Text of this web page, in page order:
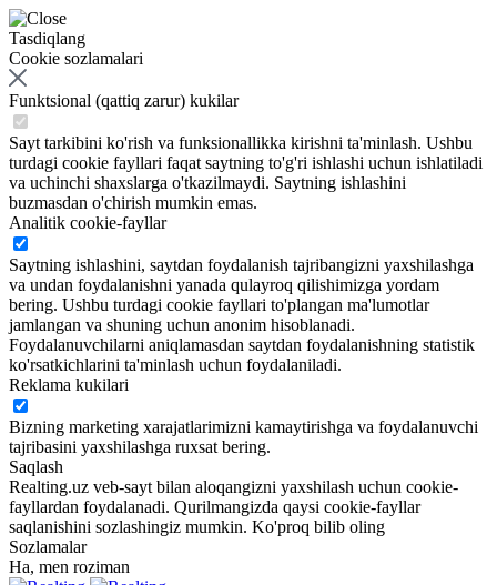
Tasdiqlang
Cookie sozlamalari
Funktsional (qattiq zarur) kukilar
Sayt tarkibini ko'rish va funksionallikka kirishni ta'minlash. Ushbu
turdagi cookie fayllari faqat saytning to'g'ri ishlashi uchun ishlatiladi
va uchinchi shaxslarga o'tkazilmaydi. Saytning ishlashini
buzmasdan o'chirish mumkin emas.
Analitik cookie-fayllar
Saytning ishlashini, saytdan foydalanish tajribangizni yaxshilashga
va undan foydalanishni yanada qulayroq qilishimizga yordam
bering. Ushbu turdagi cookie fayllari to'plangan ma'lumotlar
jamlangan va shuning uchun anonim hisoblanadi.
Foydalanuvchilarni aniqlamasdan saytdan foydalanishning statistik
ko'rsatkichlarini ta'minlash uchun foydalaniladi.
Reklama kukilari
Bizning marketing xarajatlarimizni kamaytirishga va foydalanuvchi
tajribasini yaxshilashga ruxsat bering.
Saqlash
Realting.uz veb-sayt bilan aloqangizni yaxshilash uchun cookie-
fayllardan foydalanadi. Qurilmangizda qaysi cookie-fayllar
saqlanishini sozlashingiz mumkin. Ko'proq bilib oling
Sozlamalar
Ha, men roziman